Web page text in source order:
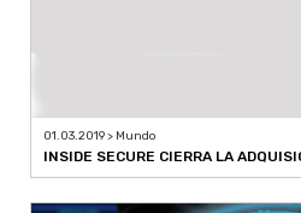
01.03.2019 > Mundo
INSIDE SECURE CIERRA LA